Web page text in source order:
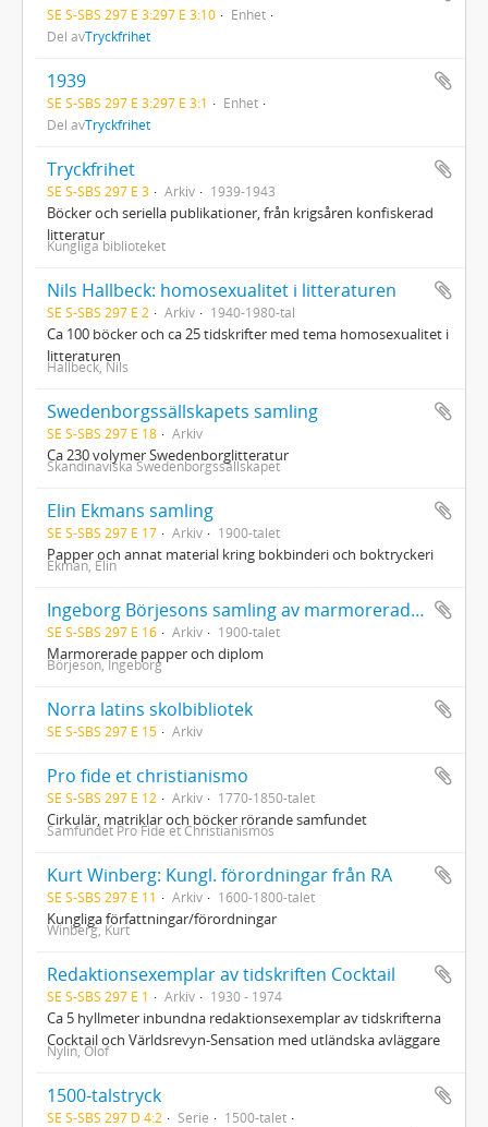
SE S-SBS 297 E 3:297 E 3:10
Enhet
Del avTryckfrihet
1939
SE S-SBS 297 E 3:297 E 3:1
Enhet
Del avTryckfrihet
Tryckfrihet
SE S-SBS 297 E 3 Arkiv 1939-1943
Böcker och seriella publikationer, från krigsåren konfiskerad
litteratur
Kungliga biblioteket
Nils Hallbeck: homosexualitet i litteraturen
SE S-SBS 297 E 2 Arkiv 1940-1980-tal
Ca 100 böcker och ca 25 tidskrifter med tema homosexualitet i
litteraturen
Hallbeck, Nils
Swedenborgssällskapets samling
SE S-SBS 297 E 18 Arkiv
Ca 230 volymer Swedenborglitteratur
Skandinaviska Swedenborgssällskapet
Elin Ekmans samling
SE S-SBS 297 E 17 Arkiv 1900-talet
Papper och annat material kring bokbinderi och boktryckeri
Ekman, Elin
Ingeborg Börjesons samling av marmorerade papper och diplom
SE S-SBS 297 E 16 Arkiv 1900-talet
Marmorerade papper och diplom
Börjeson, Ingeborg
Norra latins skolbibliotek
SE S-SBS 297 E 15 Arkiv
Pro fide et christianismo
SE S-SBS 297 E 12 Arkiv 1770-1850-talet
Cirkulär, matriklar och böcker rörande samfundet
Samfundet Pro Fide et Christianismos
Kurt Winberg: Kungl. förordningar från RA
SE S-SBS 297 E 11 Arkiv 1600-1800-talet
Kungliga författningar/förordningar
Winberg, Kurt
Redaktionsexemplar av tidskriften Cocktail
SE S-SBS 297 E 1 Arkiv 1930 - 1974
Ca 5 hyllmeter inbundna redaktionsexemplar av tidskrifterna
Cocktail och Världsrevyn-Sensation med utländska avläggare
Nylin, Olof
1500-talstryck
SE S-SBS 297 D 4:2 Serie
1500-talet